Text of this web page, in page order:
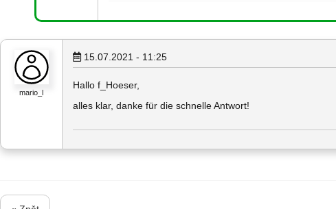
mario_l
15.07.2021 - 11:25
Hallo f_Hoeser,
alles klar, danke für die schnelle Antwort!